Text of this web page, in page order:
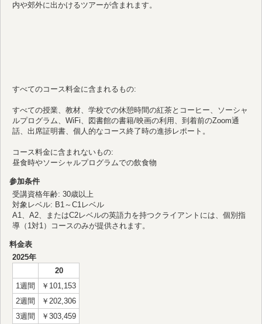
内や郊外に出かけるツアーが含まれます。
すべてのコース料金に含まれるもの:
すべての授業、教材、学校での休憩時間の紅茶とコーヒー、ソーシャ
ルプログラム、WiFi、図書館の書籍/映画の利用、到着前のZoom通
話、出席証明書、個人的なコース終了時の進捗レポート。
コース料金に含まれないもの:
昼食時やソーシャルプログラムでの飲食物
参加条件
受講資格年齢: 30歳以上
対象レベル: B1～C1レベル
A1、A2、またはC2レベルの英語力を持つクライアントには、個別指
導（1対1）コースのみが提供されます。
料金表
2025年
20
1週間
￥101,153
2週間
￥202,306
3週間
￥303,459